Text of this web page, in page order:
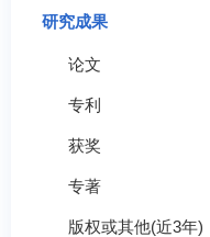
研究成果
论文
专利
获奖
专著
版权或其他(近3年)